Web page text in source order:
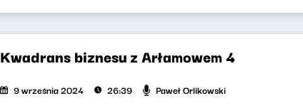
Kwadrans biznesu z Arłamowem 4
9 września 2024 26:39 Paweł Orlikowski